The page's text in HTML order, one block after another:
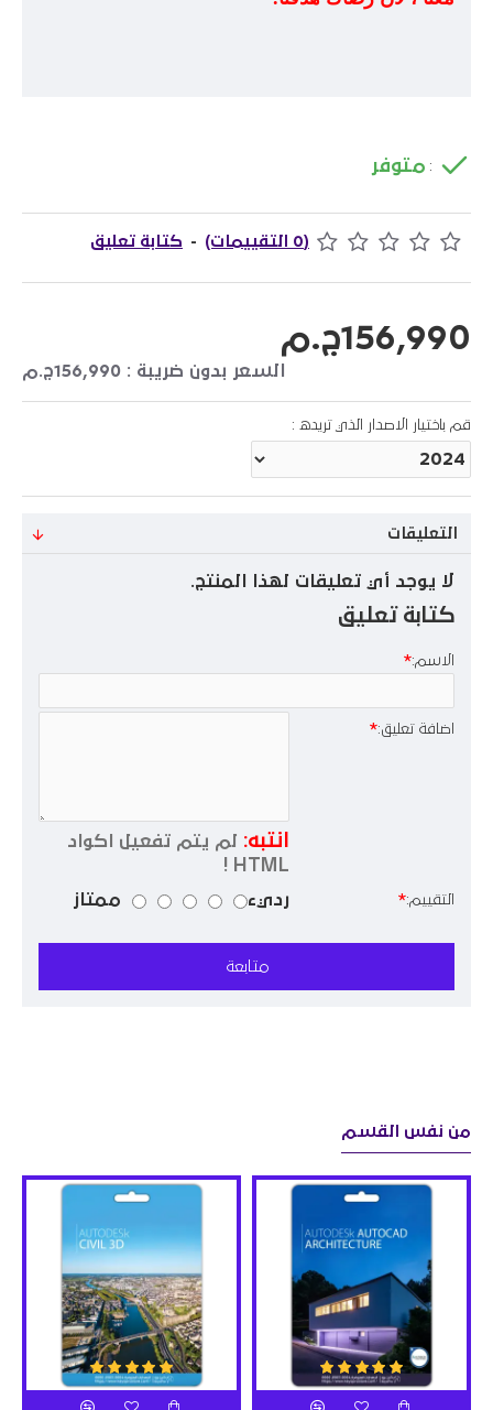
: متوفر
(0 التقييمات) - كتابة تعليق
156,990ج.م
السعر بدون ضريبة : 156,990ج.م
قم باختيار الاصدار الذي تريده :
التعليقات
لا يوجد أي تعليقات لهذا المنتج.
كتابة تعليق
الاسم:
اضافة تعليق:
انتبه:
لم يتم تفعيل اكواد
HTML !
التقييم: رديء ممتاز
متابعة
من نفس القسم